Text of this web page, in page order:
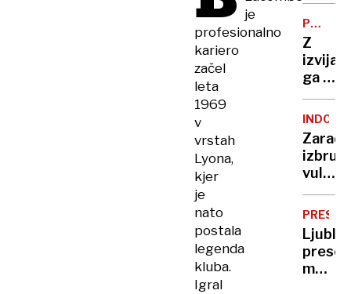
je
profesionalno
kariero
začel
leta
1969
v
vrstah
Lyona,
kjer
je
nato
postala
legenda
kluba.
Igral
POSKUS
UBOJA
Z
ga je
le
blago
Zaradi
leti
in
pred
mejo